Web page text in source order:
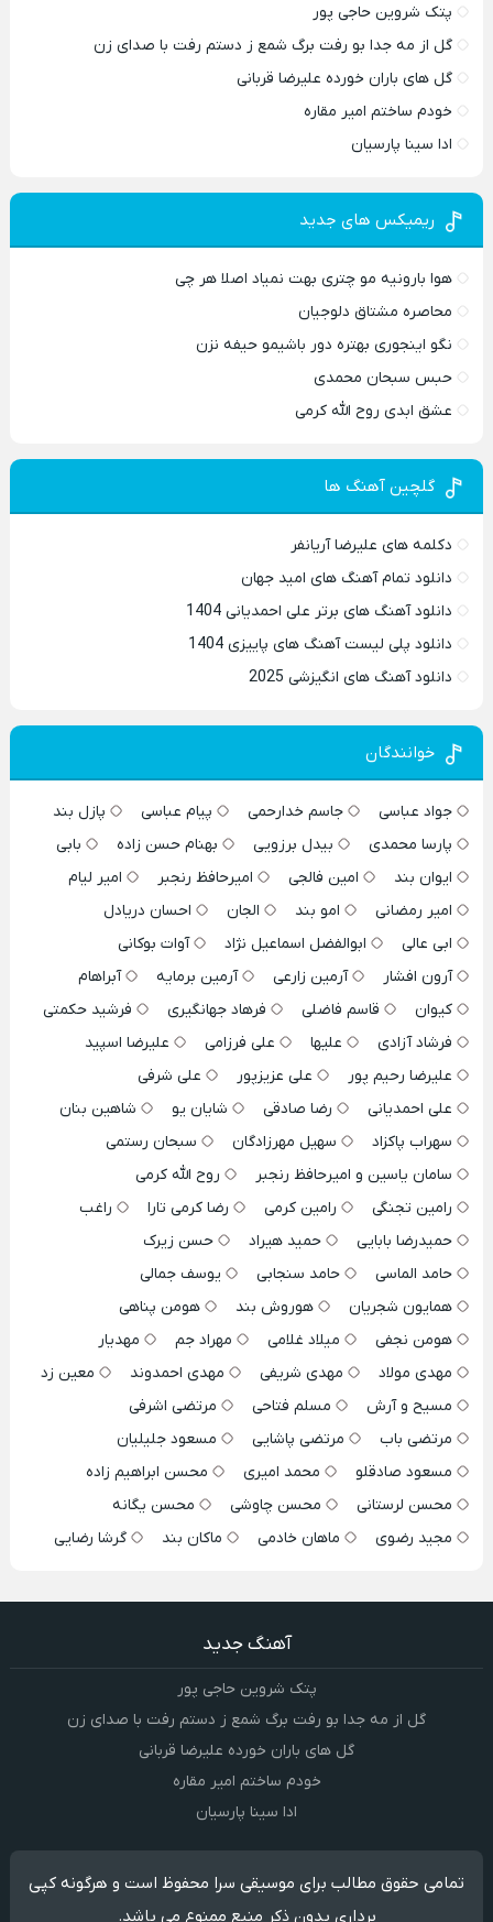
پتک شروین حاجی پور
گل از مه جدا بو رفت برگ شمع ز دستم رفت با صدای زن
گل های باران خورده علیرضا قربانی
خودم ساختم امیر مقاره
ادا سینا پارسیان
ریمیکس های جدید
هوا بارونیه مو چتری بهت نمیاد اصلا هر چی
محاصره مشتاق دلوجیان
نگو اینجوری بهتره دور باشیمو حیفه نزن
حبس سبحان محمدی
عشق ابدی روح الله کرمی
گلچین آهنگ ها
دکلمه های علیرضا آریانفر
دانلود تمام آهنگ های امید جهان
دانلود آهنگ های برتر علی احمدیانی 1404
دانلود پلی لیست آهنگ های پاییزی 1404
دانلود آهنگ های انگیزشی 2025
خوانندگان
جواد عباسی جاسم خدارحمی پیام عباسی
پازل بند
پارسا محمدی
بیدل برزویی بهنام حسن زاده
بابی
ایوان بند
امین فالجی امیرحافظ رنجبر
امیر لیام
امیر رمضانی
امو بند الجان
احسان دریادل
ابی عالی
ابوالفضل اسماعیل نژاد
آوات بوکانی
آرون افشار
آرمین زارعی آرمین برمایه
آبراهام
کیوان
قاسم فاضلی فرهاد جهانگیری
فرشید حکمتی
فرشاد آزادی
علیها علی فرزامی
علیرضا اسپید
علیرضا رحیم پور
علی عزیزپور
علی شرفی
علی احمدیانی
رضا صادقی شایان یو
شاهین بنان
سهراب پاکزاد
سهیل مهرزادگان
سبحان رستمی
سامان یاسین و امیرحافظ رنجبر
روح الله کرمی
رامین تجنگی
رامین کرمی رضا کرمی تارا
راغب
حمیدرضا بابایی
حمید هیراد
حسن زیرک
حامد الماسی
حامد سنجابی
یوسف جمالی
همایون شجریان
هوروش بند
هومن پناهی
هومن نجفی
میلاد غلامی مهراد جم
مهدیار
مهدی مولاد
مهدی شریفی مهدی احمدوند
معین زد
مسیح و آرش
مسلم فتاحی
مرتضی اشرفی
مرتضی باب
مرتضی پاشایی
مسعود جلیلیان
مسعود صادقلو
محمد امیری
محسن ابراهیم زاده
محسن لرستانی
محسن چاوشی
محسن یگانه
مجید رضوی
ماهان خادمی ماکان بند گرشا رضایی
آهنگ جدید
پتک شروین حاجی پور
گل از مه جدا بو رفت برگ شمع ز دستم رفت با صدای زن
گل های باران خورده علیرضا قربانی
خودم ساختم امیر مقاره
ادا سینا پارسیان
تمامی حقوق مطالب برای موسیقی سرا محفوظ است و هرگونه کپی
برداری بدون ذکر منبع ممنوع می باشد.